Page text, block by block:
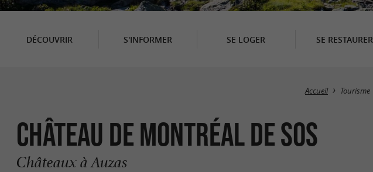
DÉCOUVRIR S'INFORMER SE LOGER SE RESTAURER
Accueil Tourisme
CHÂTEAU DE MONTRÉAL DE SOS
Châteaux à Auzas